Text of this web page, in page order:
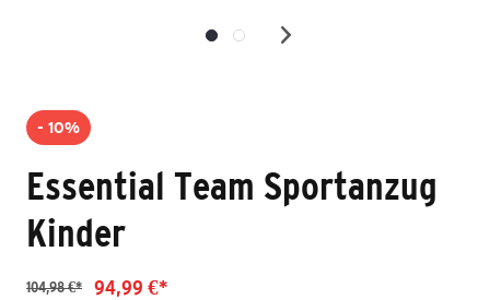
- 10%
Essential Team Sportanzug
Kinder
104,98 €* 94,99 €*